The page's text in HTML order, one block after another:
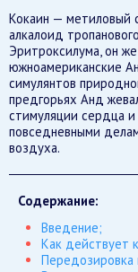
Кокаин — метиловый
алкалоид
Эритроксилума, он
южноамериканские
симулянтов
предгорьях Анд
стимуляции сердца и
повседневными
воздуха.
Содержание:
Введение;
Как действует
Передозировка